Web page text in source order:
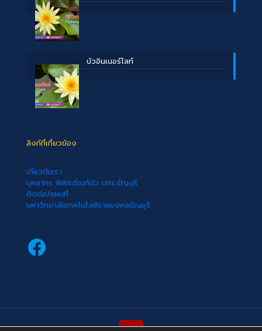
บัวอินเนอร์ไลท์
ลิงก์ที่เกี่ยวข้อง
เกี่ยวกับเรา
บุคลากร พิพิธภัณฑ์บัว มทร.ธัญบุรี
ติดต่อ/แผนที่
มหาวิทยาลัยเทคโนโลยีราชมงคลธัญบุรี
Facebook